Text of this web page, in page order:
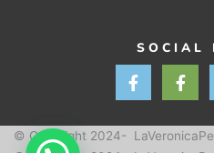
SOCIAL
F
a
c
b
F
a
c
b
© Copyright 2024-